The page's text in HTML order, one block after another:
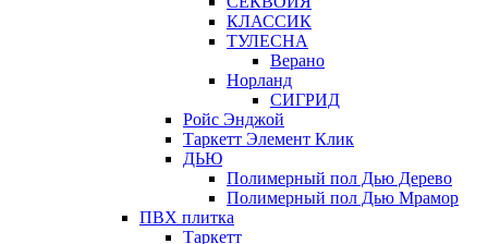
КЛАССИК
ТУЛЕСНА
Верано
Норланд
СИГРИД
Ройс Энджой
Таркетт Элемент Клик
ДЬЮ
Полимерный пол Дью Дерево
Полимерный пол Дью Мрамор
ПВХ плитка
Таркетт